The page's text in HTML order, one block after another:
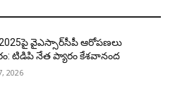
వైఎస్సార్‌సీపీ ఆరోపణలు
టిడిపి నేత ప్యారం కేశవానంద
2026